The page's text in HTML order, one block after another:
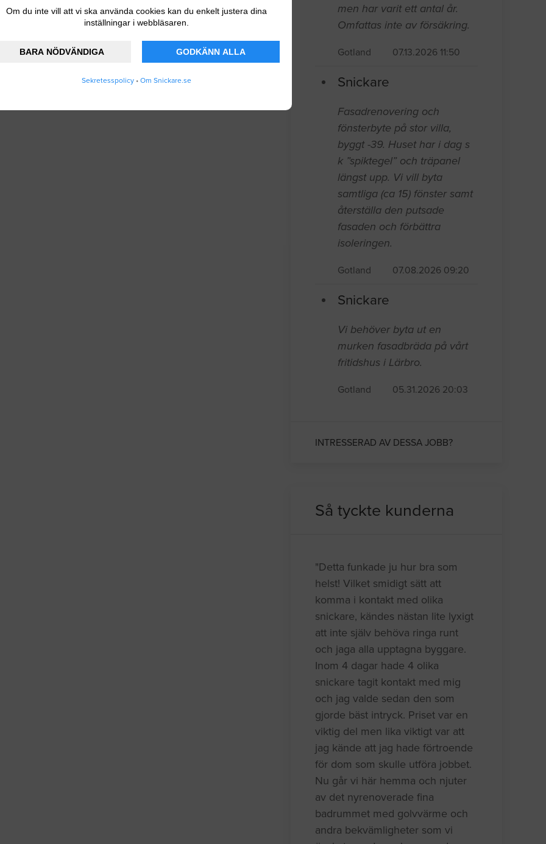
Om du inte vill att vi ska använda cookies kan du enkelt justera dina
inställningar i webbläsaren.
BARA NÖDVÄNDIGA GODKÄNN ALLA
Sekretesspolicy • Om Snickare.se
men har varit ett antal år.
Omfattas inte av försäkring.
Gotland 07.13.2026 11:50
Snickare
Fasadrenovering och
fönsterbyte på stor villa,
byggt -39. Huset har i dag s
k ”spiktegel” och träpanel
längst upp. Vi vill byta
samtliga (ca 15) fönster samt
återställa den putsade
fasaden och förbättra
isoleringen.
Gotland 07.08.2026 09:20
Snickare
Vi behöver byta ut en
murken fasadbräda på vårt
fritidshus i Lärbro.
Gotland 05.31.2026 20:03
INTRESSERAD AV DESSA JOBB?
Så tyckte kunderna
"Detta funkade ju hur bra som
helst! Vilket smidigt sätt att
komma i kontakt med olika
snickare, kändes nästan lite lyxigt
att inte själv behöva ringa runt
och jaga alla upptagna byggare.
Inom 4 dagar hade 4 olika
snickare tagit kontakt med mig
och jag valde sedan den som
gjorde bäst intryck. Priset var en
viktig del men lika viktigt var att
jag kände att jag hade förtroende
för dom som skulle utföra jobbet.
Nu går vi här hemma och njuter
av det nyrenoverade fina
badrummet med golvvärme och
andra bekvämligheter som vi